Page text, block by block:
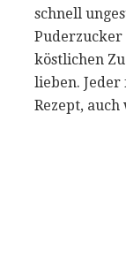
schnell
Puderzucker
köstlichen
lieben.
Rezept, auch